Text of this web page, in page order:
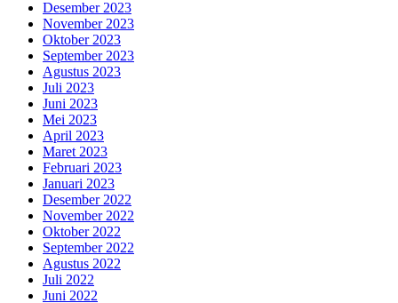
Desember 2023
November 2023
Oktober 2023
September 2023
Agustus 2023
Juli 2023
Juni 2023
Mei 2023
April 2023
Maret 2023
Februari 2023
Januari 2023
Desember 2022
November 2022
Oktober 2022
September 2022
Agustus 2022
Juli 2022
Juni 2022